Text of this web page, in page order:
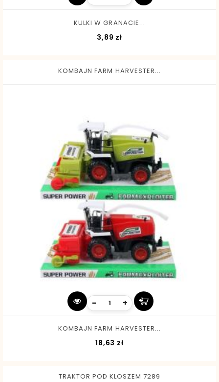
KULKI W GRANACIE...
3,89 zł
KOMBAJN FARM HARVESTER...
- +
KOMBAJN FARM HARVESTER...
18,63 zł
TRAKTOR POD KLOSZEM 7289